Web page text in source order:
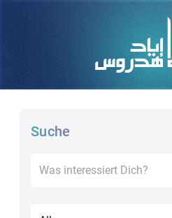
Suche